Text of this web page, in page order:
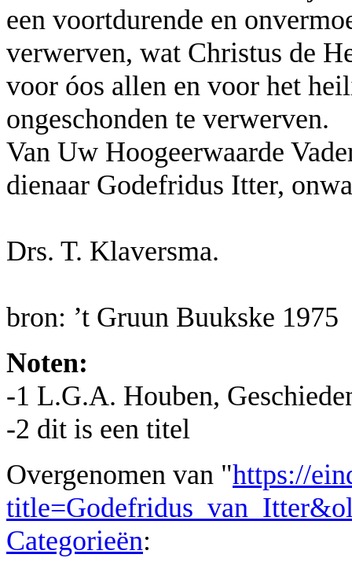
een voortdurende en
verwerven, wat Christus de
voor óos allen en voor het
ongeschonden te verwerven.
Van Uw Hoogeerwaarde
dienaar Godefridus Itter,
Drs. T. Klaversma.
bron: ’t Gruun Buukske 1975
Noten:
-1 L.G.A. Houben,
-2 dit is een titel
Overgenomen van "https://
Categorieën: